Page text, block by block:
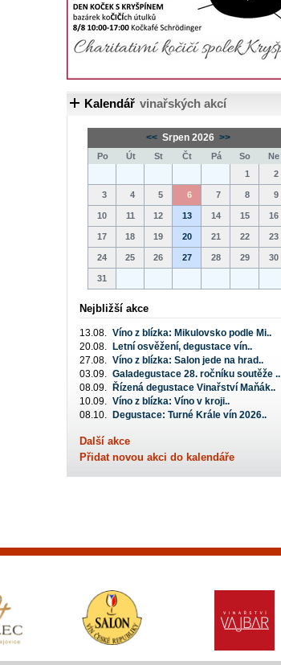
Kalendář vinařských akcí
<< Srpen 2026 >>
Po Út St Čt Pá So
Ne
1
2
3 4 5 6 7 8 9
10 11 12 13 14 15 16
17 18 19 20 21 22 23
24 25 26 27 28 29 30
31
Nejbližší akce
13.08. Víno z blízka: Mikulovsko podle Mi..
20.08.
Letní osvěžení, degustace vín..
27.08. Víno z blízka: Salon jede na hrad..
03.09. Galadegustace 28. ročníku soutěže ..
08.09.
Řízená degustace Vinařství Maňák..
10.09. Víno z blízka: Víno v kroji..
08.10.
Degustace: Turné Krále vín 2026..
Další akce
Přidat novou akci do kalendáře